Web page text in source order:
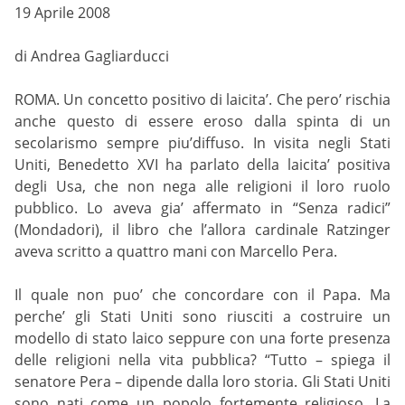
19 Aprile 2008
di Andrea Gagliarducci
ROMA. Un concetto positivo di laicita’. Che pero’ rischia
anche questo di essere eroso dalla spinta di un
secolarismo sempre piu’diffuso. In visita negli Stati
Uniti, Benedetto XVI ha parlato della laicita’ positiva
degli Usa, che non nega alle religioni il loro ruolo
pubblico. Lo aveva gia’ affermato in “Senza radici”
(Mondadori), il libro che l’allora cardinale Ratzinger
aveva scritto a quattro mani con Marcello Pera.
Il quale non puo’ che concordare con il Papa. Ma
perche’ gli Stati Uniti sono riusciti a costruire un
modello di stato laico seppure con una forte presenza
delle religioni nella vita pubblica? “Tutto – spiega il
senatore Pera – dipende dalla loro storia. Gli Stati Uniti